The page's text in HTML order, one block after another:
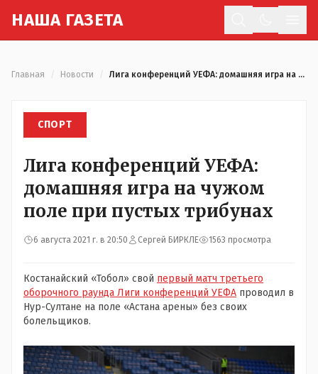
НАША ГАЗЕТА
Главная Новости Лига конференций УЕФА: домашняя игра на чужом поле при пустых трибунах
СПОРТ
Лига конференций УЕФА:
домашняя игра на чужом
поле при пустых трибунах
6 августа 2021 г. в 20:50 Сергей БИРКЛЕ 1563 просмотра
Костанайский «Тобол» свой первый матч третьего
оборочного раунда Лиги конференций УЕФА проводил в
Нур-Султане на поле «Астана арены» без своих
болельщиков.